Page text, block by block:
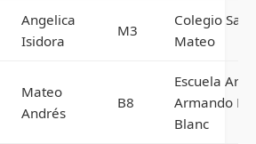
Angelica
Isidora
M3
Colegio San
Mateo
Mateo
Andrés
B8
Escuela
Armando
Blanc